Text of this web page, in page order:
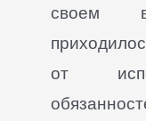
своем
от